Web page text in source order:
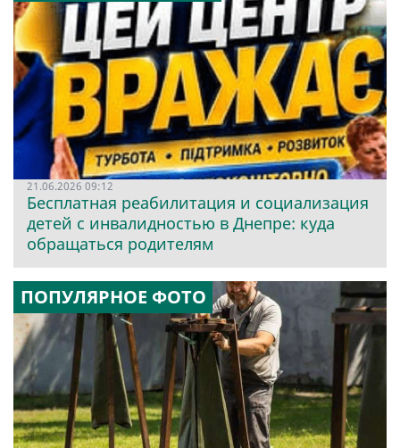
21.06.2026 09:12
Бесплатная реабилитация и социализация
детей с инвалидностью в Днепре: куда
обращаться родителям
ПОПУЛЯРНОЕ ФОТО